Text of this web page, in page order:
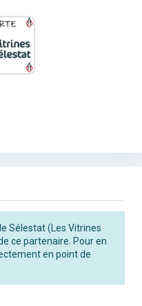
Sélestat (Les Vitrines
ce partenaire. Pour en
en point de